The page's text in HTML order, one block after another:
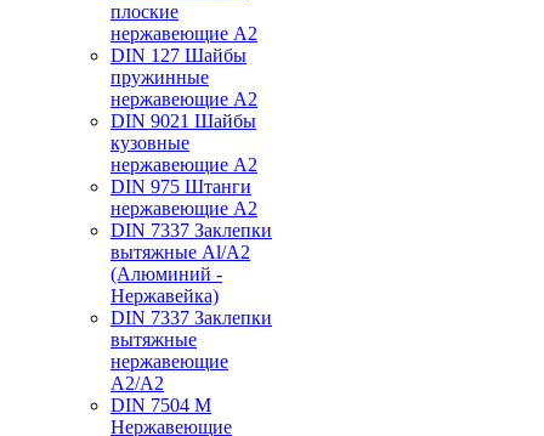
плоские
нержавеющие А2
DIN 127 Шайбы
пружинные
нержавеющие А2
DIN 9021 Шайбы
кузовные
нержавеющие А2
DIN 975 Штанги
нержавеющие А2
DIN 7337 Заклепки
вытяжные Al/A2
(Алюминий -
Нержавейка)
DIN 7337 Заклепки
вытяжные
нержавеющие
A2/A2
DIN 7504 M
Нержавеющие